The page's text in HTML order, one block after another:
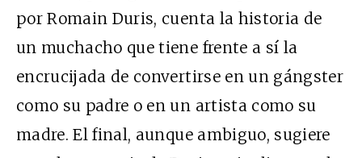
por Romain Duris, cuenta la historia de
un muchacho que tiene frente a sí la
encrucijada de convertirse en un gángster
como su padre o en un artista como su
madre. El final, aunque ambiguo, sugiere